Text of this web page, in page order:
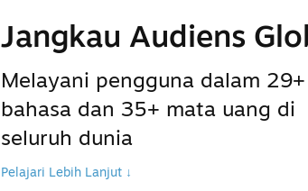
Jangkau Audiens
Melayani pengguna dalam 29+
bahasa dan 35+ mata uang di
seluruh dunia
Pelajari Lebih Lanjut ↓